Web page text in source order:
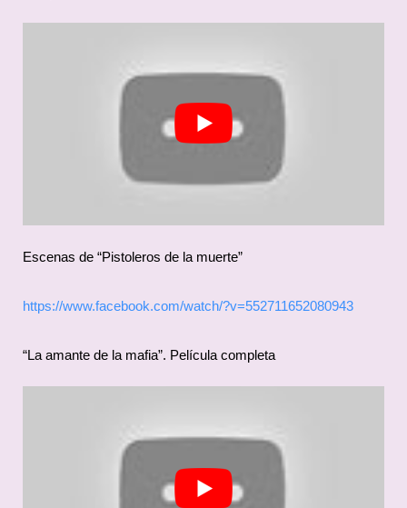
Escenas de “Pistoleros de la muerte”
https://www.facebook.com/watch/?v=552711652080943
“La amante de la mafia”. Película completa